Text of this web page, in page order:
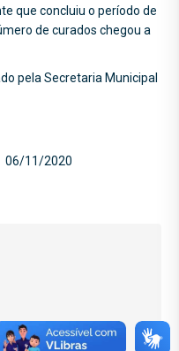
que concluiu o período de
de curados chegou a
pela Secretaria Municipal
06/11/2020